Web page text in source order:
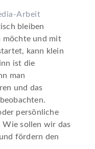
Arbeit
bleiben
möchte und mit
kann klein
ist die
man
und das
persönliche
Wie sollen wir das
fördern den